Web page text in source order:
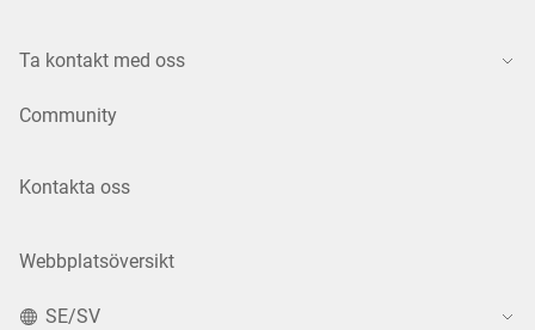
Ta kontakt med oss
Community
Kontakta oss
Webbplatsöversikt
SE/SV